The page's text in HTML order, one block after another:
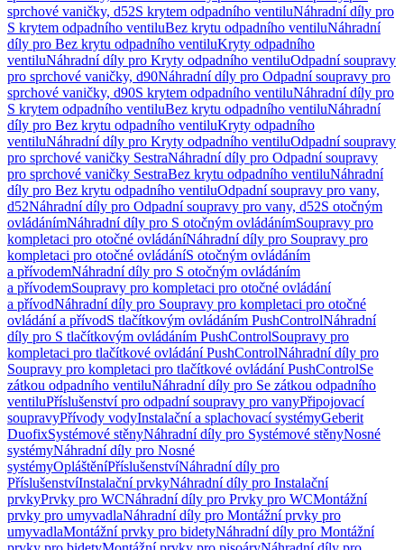
sprchové vaničky, d52S krytem odpadního ventiluNáhradní díly pro
S krytem odpadního ventiluBez krytu odpadního ventiluNáhradní
díly pro Bez krytu odpadního ventiluKryty odpadního
ventiluNáhradní díly pro Kryty odpadního ventiluOdpadní soupravy
pro sprchové vaničky, d90Náhradní díly pro Odpadní soupravy pro
sprchové vaničky, d90S krytem odpadního ventiluNáhradní díly pro
S krytem odpadního ventiluBez krytu odpadního ventiluNáhradní
díly pro Bez krytu odpadního ventiluKryty odpadního
ventiluNáhradní díly pro Kryty odpadního ventiluOdpadní soupravy
pro sprchové vaničky SestraNáhradní díly pro Odpadní soupravy
pro sprchové vaničky SestraBez krytu odpadního ventiluNáhradní
díly pro Bez krytu odpadního ventiluOdpadní soupravy pro vany,
d52Náhradní díly pro Odpadní soupravy pro vany, d52S otočným
ovládánímNáhradní díly pro S otočným ovládánímSoupravy pro
kompletaci pro otočné ovládáníNáhradní díly pro Soupravy pro
kompletaci pro otočné ovládáníS otočným ovládáním
a přívodemNáhradní díly pro S otočným ovládáním
a přívodemSoupravy pro kompletaci pro otočné ovládání
a přívodNáhradní díly pro Soupravy pro kompletaci pro otočné
ovládání a přívodS tlačítkovým ovládáním PushControlNáhradní
díly pro S tlačítkovým ovládáním PushControlSoupravy pro
kompletaci pro tlačítkové ovládání PushControlNáhradní díly pro
Soupravy pro kompletaci pro tlačítkové ovládání PushControlSe
zátkou odpadního ventiluNáhradní díly pro Se zátkou odpadního
ventiluPříslušenství pro odpadní soupravy pro vanyPřipojovací
soupravyPřívody vodyInstalační a splachovací systémyGeberit
DuofixSystémové stěnyNáhradní díly pro Systémové stěnyNosné
systémyNáhradní díly pro Nosné
systémyOpláštěníPříslušenstvíNáhradní díly pro
PříslušenstvíInstalační prvkyNáhradní díly pro Instalační
prvkyPrvky pro WCNáhradní díly pro Prvky pro WCMontážní
prvky pro umyvadlaNáhradní díly pro Montážní prvky pro
umyvadlaMontážní prvky pro bidetyNáhradní díly pro Montážní